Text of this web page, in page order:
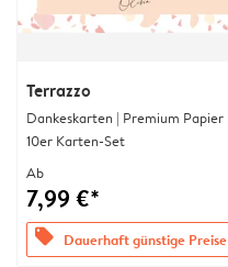
Terrazzo
Dankeskarten | Premium Papier
10er Karten-Set
Ab
7,99 €*
offers Dauerhaft günstige Preise